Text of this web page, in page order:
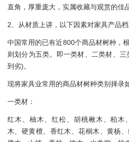
直角，厚重庞大，实属收藏与观赏的佳品
2、从材质上讲，以下因素对家具产品档
中国常用的已有近800个商品材树种，
则划分为五类。即一类材、二类材、
到劣)。
现将家具业常用的商品材树种类别择录
一类材：
红木、柚木、红松、胡桃楸木、柏木
木、硬黄檀、香红木、花榈木、黄杨、